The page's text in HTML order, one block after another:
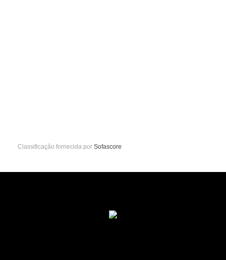
Classificação fornecida por Sofascore